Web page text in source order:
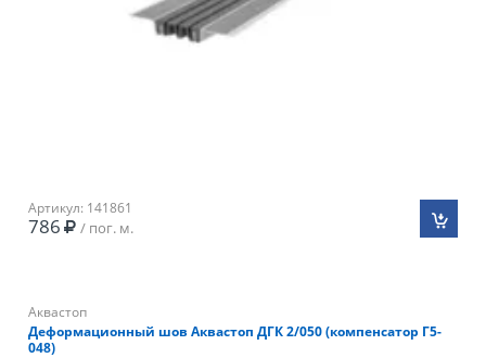
Артикул: 141861
786 / пог. м.
Аквастоп
Деформационный шов Аквастоп ДГК 2/050 (компенсатор Г5-
048)